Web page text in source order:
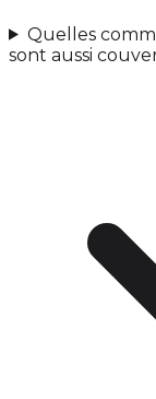
Quelles
sont aussi